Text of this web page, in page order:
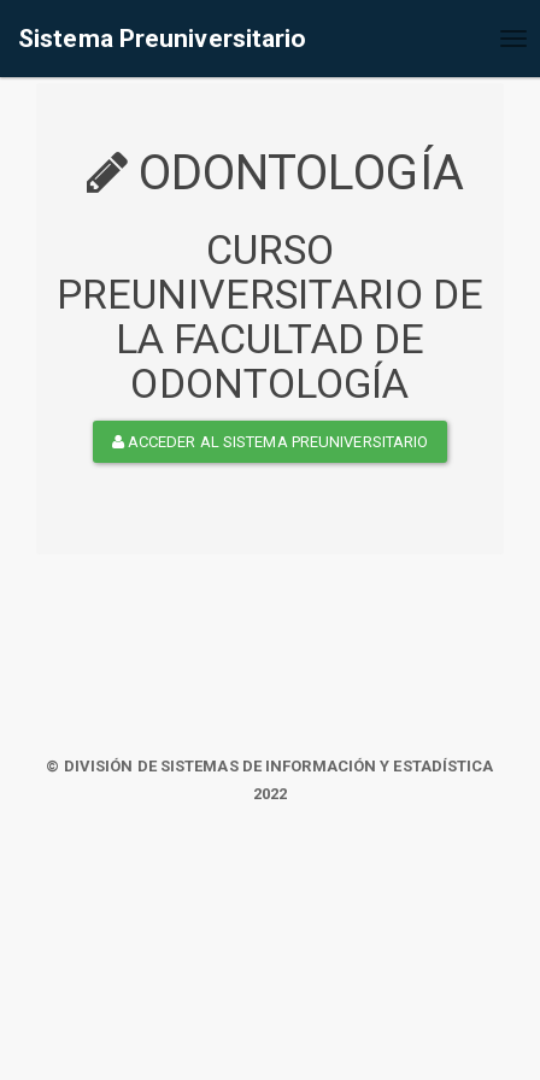
Sistema Preuniversitario
ODONTOLOGÍA
CURSO
PREUNIVERSITARIO DE
LA FACULTAD DE
ODONTOLOGÍA
ACCEDER AL SISTEMA PREUNIVERSITARIO
© DIVISIÓN DE SISTEMAS DE INFORMACIÓN Y ESTADÍSTICA
2022